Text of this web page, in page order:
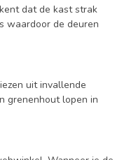
dat de kast strak
waardoor de deuren
uit invallende
grenenhout lopen in